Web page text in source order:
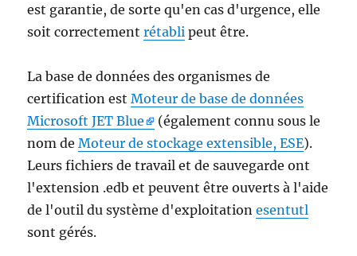
est garantie, de sorte qu'en cas d'urgence, elle
soit correctementrétabli peut être.
La base de données des organismes de
certification estMoteur de base de données
Microsoft JET Blue
(également connu sous le
nom deMoteur de stockage extensible, ESE).
Leurs fichiers de travail et de sauvegarde ont
l'extension .edb et peuvent être ouverts à l'aide
de l'outil du système d'exploitationesentutl
sont gérés.